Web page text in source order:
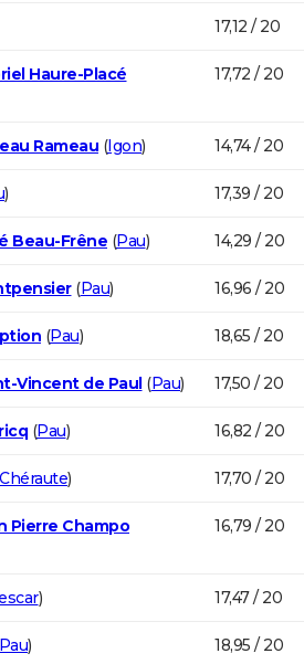
17,12 / 20
Haure-Placé
17,72 / 20
Rameau (Igon) 14,74 / 20
) 17,39 / 20
Beau-Frêne (Pau) 14,29 / 20
(Pau) 16,96 / 20
(Pau) 18,65 / 20
Vincent de Paul(Pau) 17,50 / 20
(Pau) 16,82 / 20
Chéraute) 17,70 / 20
Pierre Champo
16,79 / 20
) 17,47 / 20
) 18,95 / 20